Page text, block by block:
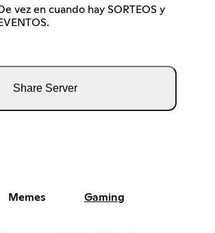
De vez en cuando hay SORTEOS y
EVENTOS.
Share Server
Memes Gaming